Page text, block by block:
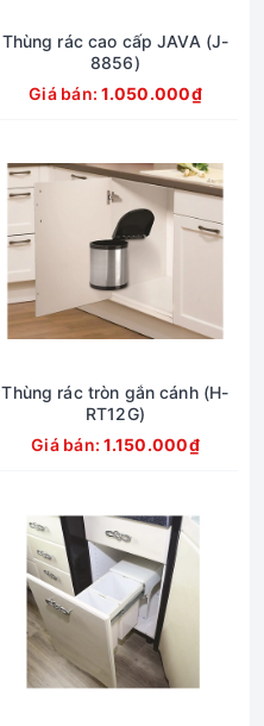
Thùng rác cao cấp JAVA (J-
8856)
Giá bán:1.050.000₫
Thùng rác tròn gắn cánh (H-
RT12G)
Giá bán:1.150.000₫